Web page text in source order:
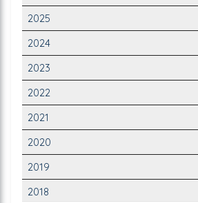
2025
2024
2023
2022
2021
2020
2019
2018